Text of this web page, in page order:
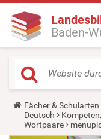
Baden-
Y
o
u
a
Fächer & Schularten
Deutsch
Wortpaare